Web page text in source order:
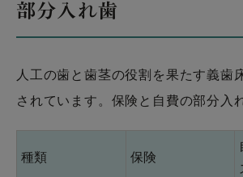
部分入れ歯
人工の歯と歯茎の役割を果たす義歯
されています。保険と自費の部分入
種類 保険